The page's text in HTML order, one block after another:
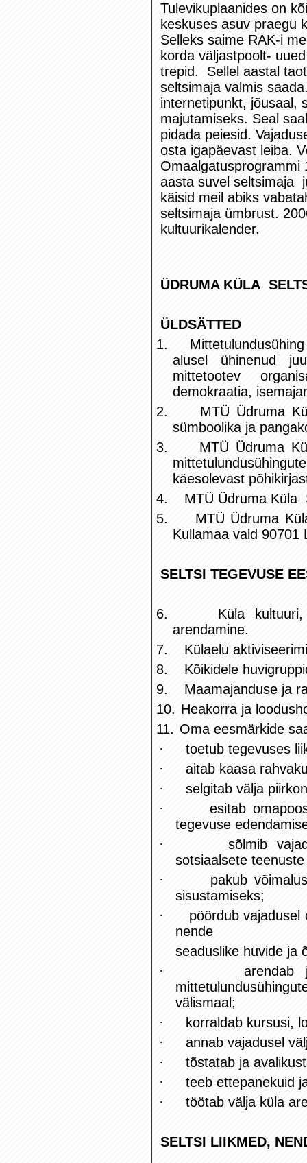
Tulevikuplaanides on
keskuses asuv praegu
Selleks saime RAK-i
korda väljastpoolt-
trepid. Sellel aastal
seltsimaja valmis
internetipunkt, jõusaal,
majutamiseks. Seal
pidada peiesid.
osta igapäevast leiba.
Omaalgatusprogrammi
aasta suvel seltsimaja
käisid meil abiks
seltsimaja ümbrust.
kultuurikalender.
ÜDRUMA KÜLA
ÜLDSÄTTED
1.
alusel ühinenud
mittetootev
demokraatia,
2.
MTÜ Üdruma
sümboolika ja
3.
MTÜ Üdruma
käesolevast
4.
MTÜ Üdruma Küla
5.
MTÜ Üdruma
Kullamaa vald 90701
SELTSI TEGEVUSE
6.
Küla
arendamine.
7.
Külaelu
8.
Kõikidele
9.
Maamajanduse ja
10. Heakorra ja
11. Oma eesmärkide
·
toetub tegevuses
·
aitab kaasa
·
selgitab välja
·
esitab
tegevuse
·
sõlmib
sotsiaalsete
·
pakub
sisustamiseks;
·
pöördub
nende
seaduslike huvide ja
·
arendab
välismaal;
·
korraldab kursusi,
·
annab vajadusel
·
tõstatab ja
·
teeb ettepanekuid
·
töötab välja küla
SELTSI LIIKMED,